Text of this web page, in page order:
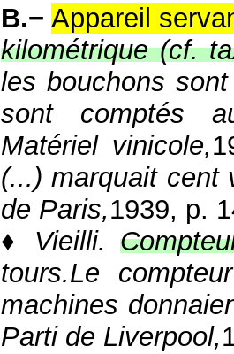
B.− Appareil
kilométrique (cf.
les bouchons
sont comptés
Matériel vinicole,
(...) marquait cent
de Paris,1939, p.
♦ Vieilli.
tours.Le
machines
Parti de Liverpool,